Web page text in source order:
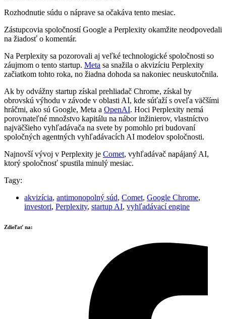
Rozhodnutie súdu o náprave sa očakáva tento mesiac.
Zástupcovia spoločností Google a Perplexity okamžite neodpovedali
na žiadosť o komentár.
Na Perplexity sa pozorovali aj veľké technologické spoločnosti so
záujmom o tento startup. Meta sa snažila o akvizíciu Perplexity
začiatkom tohto roka, no žiadna dohoda sa nakoniec neuskutočnila.
Ak by odvážny startup získal prehliadač Chrome, získal by
obrovskú výhodu v závode v oblasti AI, kde súťaží s oveľa väčšími
hráčmi, ako sú Google, Meta a OpenAI. Hoci Perplexity nemá
porovnateľné množstvo kapitálu na nábor inžinierov, vlastníctvo
najväčšieho vyhľadávača na svete by pomohlo pri budovaní
spoločných agentných vyhľadávacích AI modelov spoločnosti.
Najnovší vývoj v Perplexity je Comet, vyhľadávač napájaný AI,
ktorý spoločnosť spustila minulý mesiac.
Tagy:
akvizícia, antimonopolný súd, Comet, Google Chrome,
investori, Perplexity, startup AI, vyhľadávací engine
Zdieľať na: